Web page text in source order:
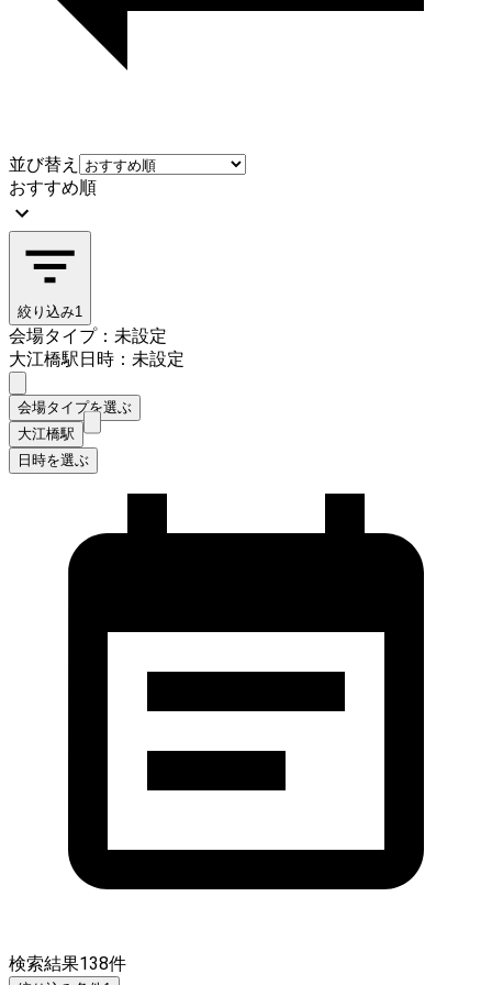
並び替え
おすすめ順
絞り込み1
会場タイプ：未設定
大江橋駅日時：未設定
会場タイプを選ぶ
大江橋駅
日時を選ぶ
検索結果138件